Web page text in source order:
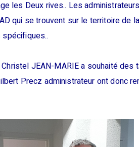
les Deux rives.. Les
qui se trouvent sur le territoire de
JEAN-MARIE a souhaité des
Precz administrateur ont donc